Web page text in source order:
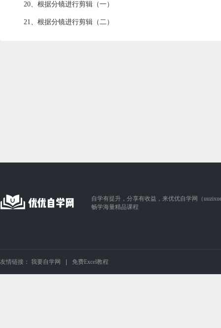
20、根据分镜进行剪辑（一）
21、根据分镜进行剪辑（二）
自学有提升，分享有收益，来优优自学网（
畅学海量精品课程
友情链接： 我要自学网 免费Excel教程